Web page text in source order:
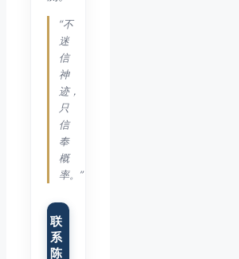
“不
迷
信
神
迹，
只
信
奉
概
率。”
联
系
陈